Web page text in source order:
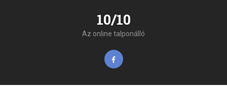
10/10
Az online talponálló